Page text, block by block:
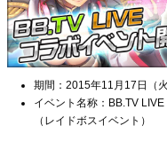
期間：2015年11月17日（
イベント名称：BB.TV
（レイドボスイベント）